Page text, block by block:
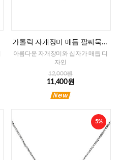
가톨릭 자개장미 매듭 팔찌묵주
(오렌지)-8mm
아름다운 자개장미와 십자가 매듭 디
자인
12,000원
11,400원
5%